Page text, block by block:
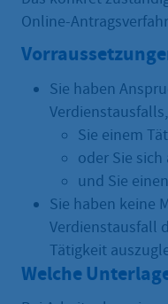
Online-
Sie haben
Sie einem
oder Sie
und Sie
Sie haben keine
Verdienstausfall
Tätigkeit
Welche